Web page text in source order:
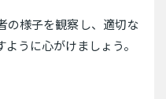
の様子を観察し、適切な
うに心がけましょう。